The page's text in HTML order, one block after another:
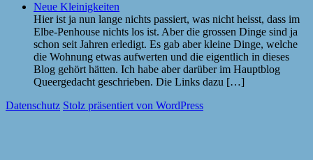
Neue Kleinigkeiten
Hier ist ja nun lange nichts passiert, was nicht heisst, dass im
Elbe-Penhouse nichts los ist. Aber die grossen Dinge sind ja
schon seit Jahren erledigt. Es gab aber kleine Dinge, welche
die Wohnung etwas aufwerten und die eigentlich in dieses
Blog gehört hätten. Ich habe aber darüber im Hauptblog
Queergedacht geschrieben. Die Links dazu […]
Datenschutz Stolz präsentiert von WordPress